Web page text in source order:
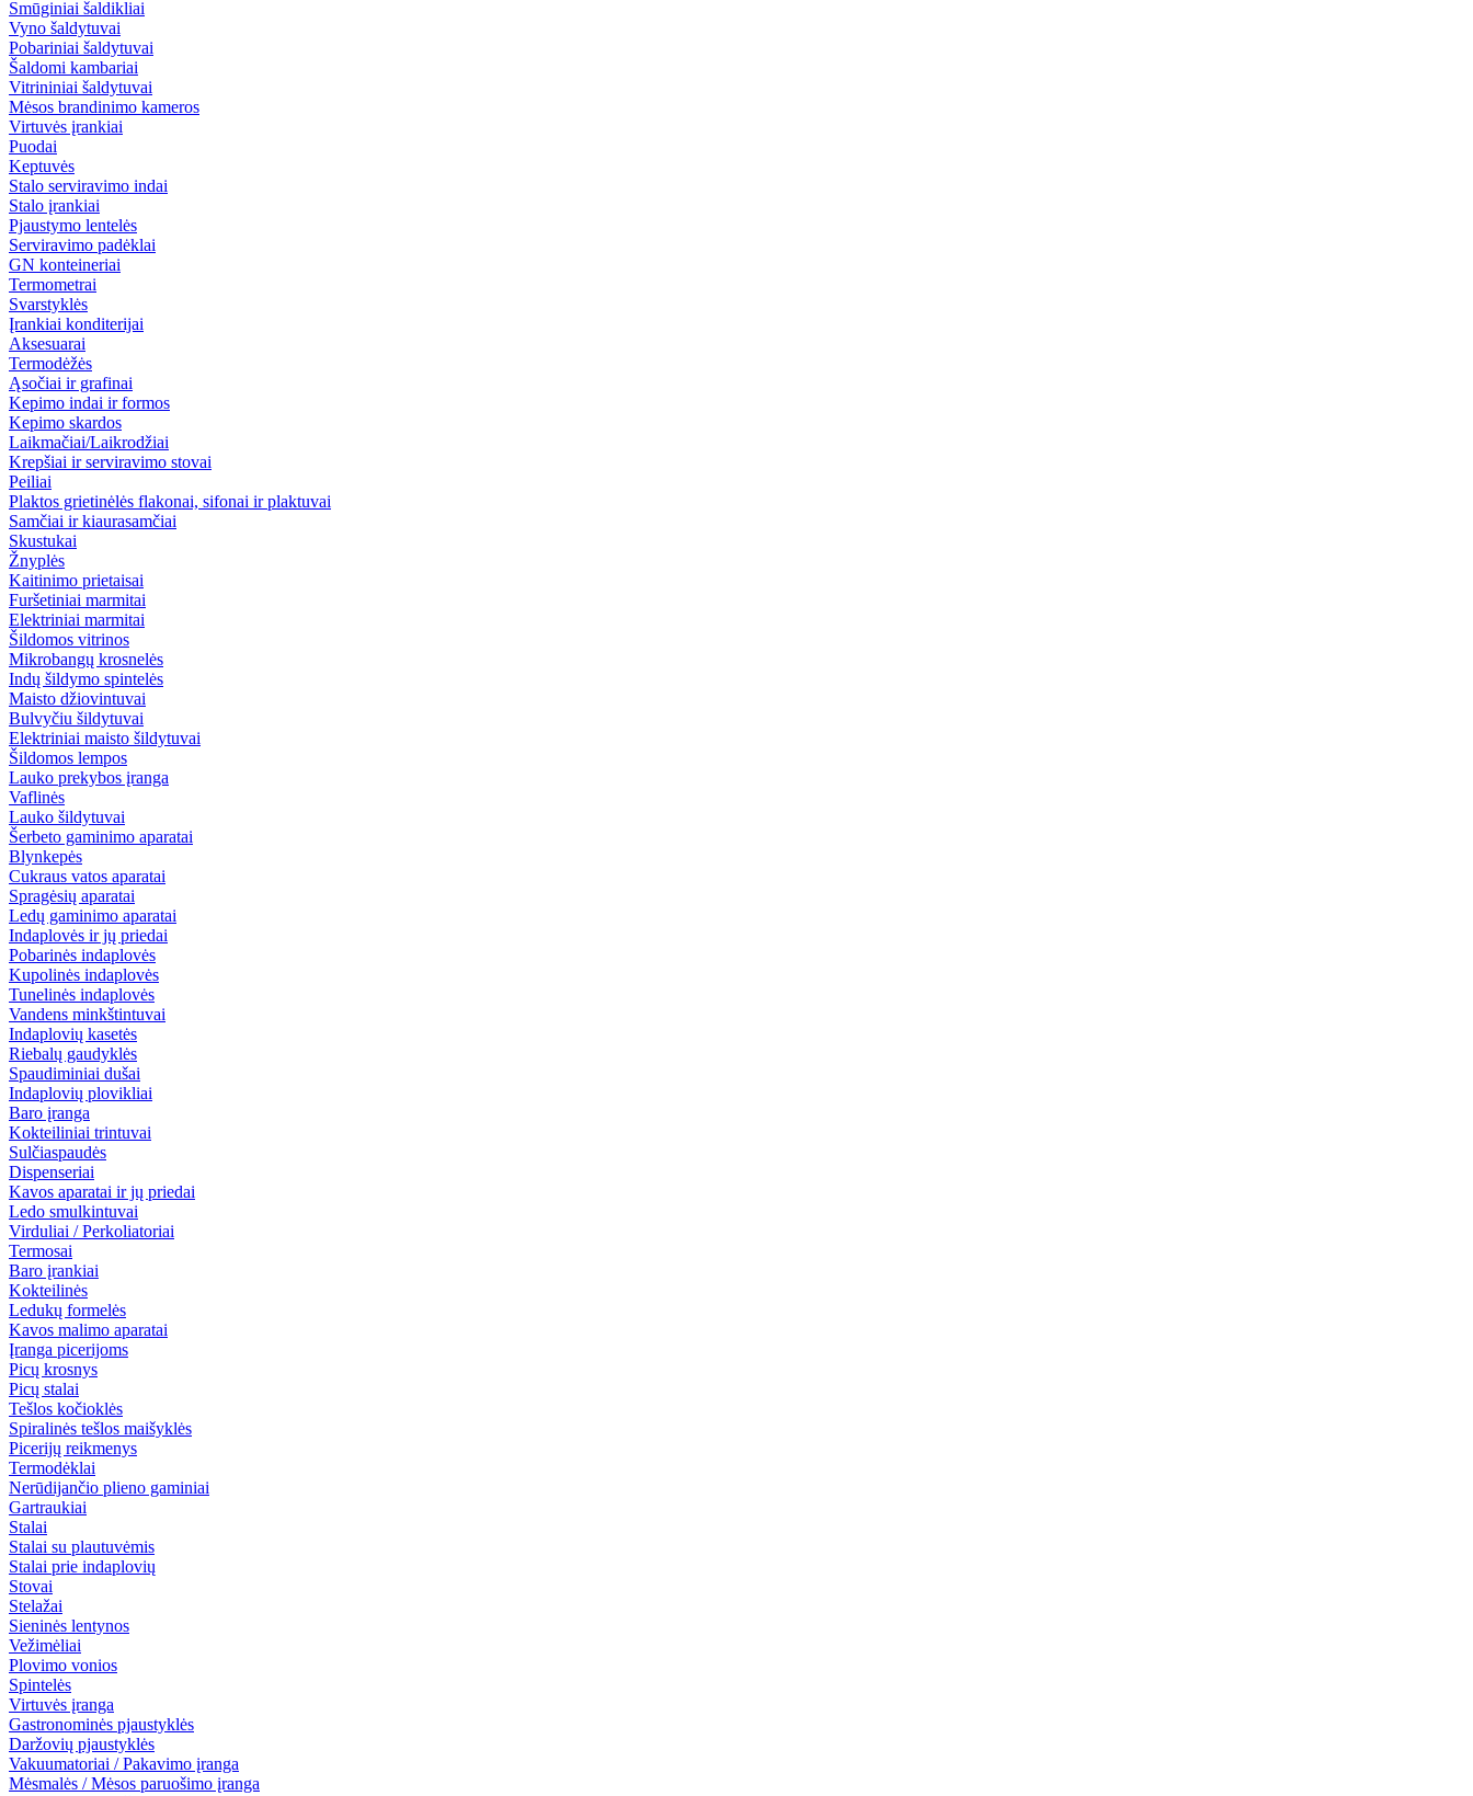
Smūginiai šaldikliai
Vyno šaldytuvai
Pobariniai šaldytuvai
Šaldomi kambariai
Vitrininiai šaldytuvai
Mėsos brandinimo kameros
Virtuvės įrankiai
Puodai
Keptuvės
Stalo serviravimo indai
Stalo įrankiai
Pjaustymo lentelės
Serviravimo padėklai
GN konteineriai
Termometrai
Svarstyklės
Įrankiai konditerijai
Aksesuarai
Termodėžės
Ąsočiai ir grafinai
Kepimo indai ir formos
Kepimo skardos
Laikmačiai/Laikrodžiai
Krepšiai ir serviravimo stovai
Peiliai
Plaktos grietinėlės flakonai, sifonai ir plaktuvai
Samčiai ir kiaurasamčiai
Skustukai
Žnyplės
Kaitinimo prietaisai
Furšetiniai marmitai
Elektriniai marmitai
Šildomos vitrinos
Mikrobangų krosnelės
Indų šildymo spintelės
Maisto džiovintuvai
Bulvyčiu šildytuvai
Elektriniai maisto šildytuvai
Šildomos lempos
Lauko prekybos įranga
Vaflinės
Lauko šildytuvai
Šerbeto gaminimo aparatai
Blynkepės
Cukraus vatos aparatai
Spragėsių aparatai
Ledų gaminimo aparatai
Indaplovės ir jų priedai
Pobarinės indaplovės
Kupolinės indaplovės
Tunelinės indaplovės
Vandens minkštintuvai
Indaplovių kasetės
Riebalų gaudyklės
Spaudiminiai dušai
Indaplovių plovikliai
Baro įranga
Kokteiliniai trintuvai
Sulčiaspaudės
Dispenseriai
Kavos aparatai ir jų priedai
Ledo smulkintuvai
Virduliai / Perkoliatoriai
Termosai
Baro įrankiai
Kokteilinės
Ledukų formelės
Kavos malimo aparatai
Įranga picerijoms
Picų krosnys
Picų stalai
Tešlos kočioklės
Spiralinės tešlos maišyklės
Picerijų reikmenys
Termodėklai
Nerūdijančio plieno gaminiai
Gartraukiai
Stalai
Stalai su plautuvėmis
Stalai prie indaplovių
Stovai
Stelažai
Sieninės lentynos
Vežimėliai
Plovimo vonios
Spintelės
Virtuvės įranga
Gastronominės pjaustyklės
Daržovių pjaustyklės
Vakuumatoriai / Pakavimo įranga
Mėsmalės / Mėsos paruošimo įranga